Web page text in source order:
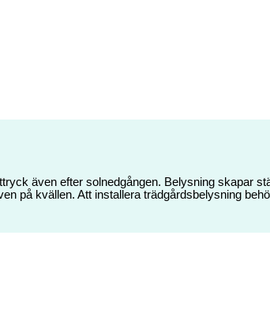
även efter solnedgången. Belysning skapar
på kvällen. Att installera trädgårdsbelysning